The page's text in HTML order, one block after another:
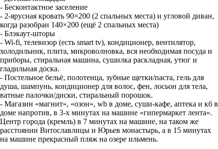
- Бесконтактное заселение
- 2-ярусная кровать 90×200 (2 спальных места) и угловой диван,
когда разобран 140×200 (ещё 2 спальных места)
- Блэкаут-шторы
- Wi-fi, телевизор (есть smart tv), кондиционер, вентилятор,
холодильник, плита, микроволновка, вся необходимая посуда и
приборы, стиральная машина, сушилка раскладная, утюг и
гладильная доска.
- Постельное бельё, полотенца, зубные щетки/паста, гель для
душа, шампунь, кондиционер для волос, фен, лосьон для тела,
ватные палочки/диски, стиральный порошок.
- Магазин «магнит», «озон», wb в доме, суши-кафе, аптека и кб в
доме напротив, в 3-х минутах на машине «гипермаркет лента».
Центр города (кремль) в 7 минутах на машине, на таком же
расстоянии Витославлицы и Юрьев монастырь, а в 15 минутах
на машине прекрасный пляж на озере ильмень.